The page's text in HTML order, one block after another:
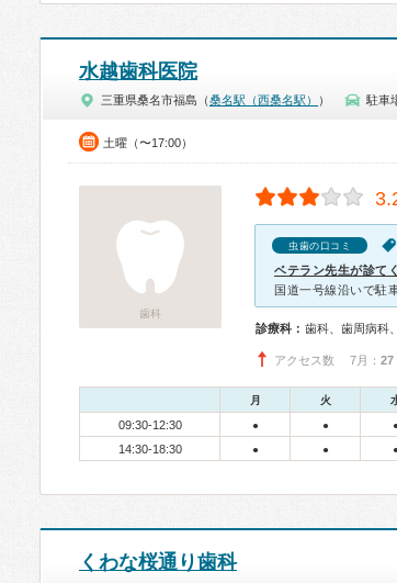
水越歯科医院
三重県桑名市福島（桑名駅（西桑名駅） ） 駐車
土曜（〜17:00）
歯科
虫歯の口コミ
ベテラン先生が診て
診療科： 歯科、歯周病科
アクセス数 7月： 27
月 火
09:30-12:30 ● ● ●
14:30-18:30 ● ● ●
くわな桜通り歯科